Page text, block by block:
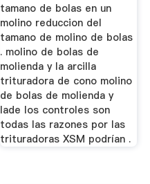
tamano de bolas en un
molino reduccion del
tamano de molino de bolas
. molino de bolas de
molienda y la arcilla
trituradora de cono molino
de bolas de molienda y
lade los controles son
todas las razones por las
trituradoras XSM podrían .